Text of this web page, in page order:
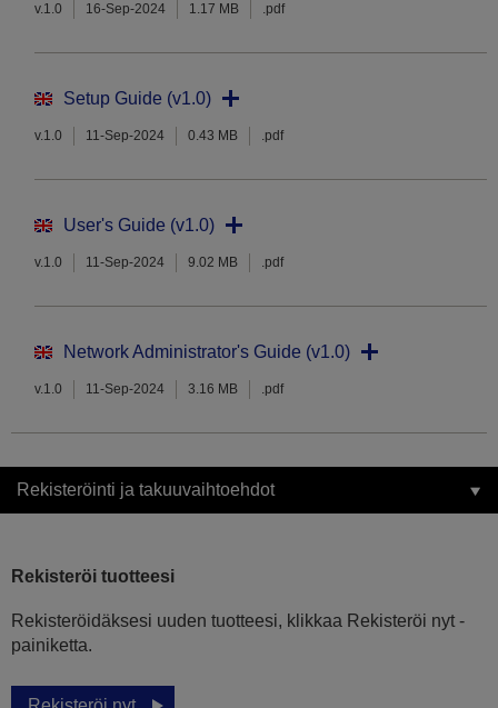
v.1.0 16-Sep-2024 1.17 MB .pdf
Setup Guide (v1.0)
v.1.0 11-Sep-2024 0.43 MB .pdf
User's Guide (v1.0)
v.1.0 11-Sep-2024 9.02 MB .pdf
Network Administrator's Guide (v1.0)
v.1.0 11-Sep-2024 3.16 MB .pdf
Rekisteröinti ja takuuvaihtoehdot
Rekisteröi tuotteesi
Rekisteröidäksesi uuden tuotteesi, klikkaa Rekisteröi nyt -
painiketta.